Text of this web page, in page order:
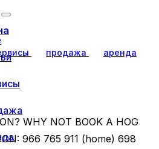
продажа
аренда
WHY NOT BOOK A HOG
966 765 911 (home) 698